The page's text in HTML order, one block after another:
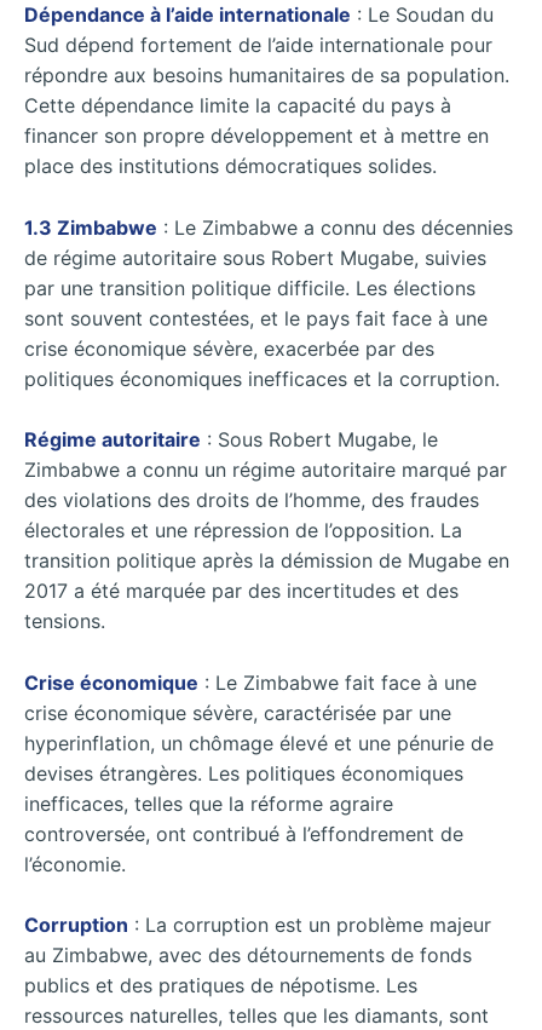
Dépendance à l’aide internationale : Le Soudan du
Sud dépend fortement de l’aide internationale pour
répondre aux besoins humanitaires de sa population.
Cette dépendance limite la capacité du pays à
financer son propre développement et à mettre en
place des institutions démocratiques solides.
1.3 Zimbabwe : Le Zimbabwe a connu des décennies
de régime autoritaire sous Robert Mugabe, suivies
par une transition politique difficile. Les élections
sont souvent contestées, et le pays fait face à une
crise économique sévère, exacerbée par des
politiques économiques inefficaces et la corruption.
Régime autoritaire : Sous Robert Mugabe, le
Zimbabwe a connu un régime autoritaire marqué par
des violations des droits de l’homme, des fraudes
électorales et une répression de l’opposition. La
transition politique après la démission de Mugabe en
2017 a été marquée par des incertitudes et des
tensions.
Crise économique : Le Zimbabwe fait face à une
crise économique sévère, caractérisée par une
hyperinflation, un chômage élevé et une pénurie de
devises étrangères. Les politiques économiques
inefficaces, telles que la réforme agraire
controversée, ont contribué à l’effondrement de
l’économie.
Corruption : La corruption est un problème majeur
au Zimbabwe, avec des détournements de fonds
publics et des pratiques de népotisme. Les
ressources naturelles, telles que les diamants, sont